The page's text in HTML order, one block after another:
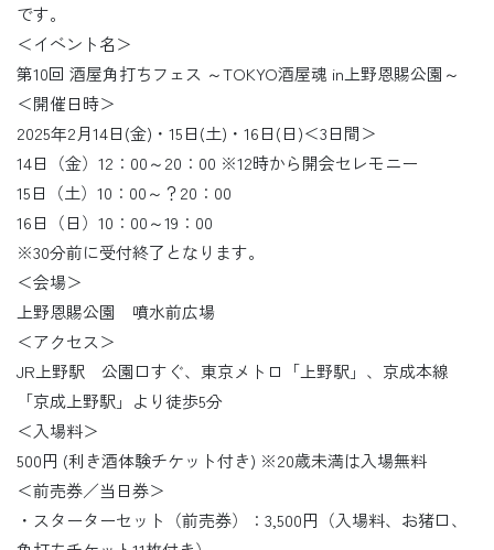
です。
＜イベント名＞
第10回 酒屋角打ちフェス ～TOKYO酒屋魂 in上野恩賜公園～
＜開催日時＞
2025年2月14日(金)・15日(土)・16日(日)＜3日間＞
14日（金）12：00～20：00 ※12時から開会セレモニー
15日（土）10：00～？20：00
16日（日）10：00～19：00
※30分前に受付終了となります。
＜会場＞
上野恩賜公園 噴水前広場
＜アクセス＞
JR上野駅 公園口すぐ、東京メトロ「上野駅」、京成本線
「京成上野駅」より徒歩5分
＜入場料＞
500円 (利き酒体験チケット付き) ※20歳未満は入場無料
＜前売券／当日券＞
・スターターセット（前売券）：3,500円（入場料、お猪口、